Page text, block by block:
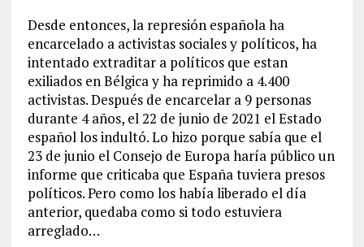
Desde entonces, la represión española ha
encarcelado a activistas sociales y políticos, ha
intentado extraditar a políticos que estan
exiliados en Bélgica y ha reprimido a 4.400
activistas. Después de encarcelar a 9 personas
durante 4 años, el 22 de junio de 2021 el Estado
español los indultó. Lo hizo porque sabía que el
23 de junio el Consejo de Europa haría público un
informe que criticaba que España tuviera presos
políticos. Pero como los había liberado el día
anterior, quedaba como si todo estuviera
arreglado…